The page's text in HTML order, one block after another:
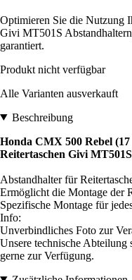
Optimieren Sie die Nutzung
Givi MT501S
garantiert.
Produkt nicht verfügbar
Alle Varianten ausverkauft
Beschreibung
Honda CMX 500 Rebel
Reitertaschen Givi MT501S
Abstandhalter für
Ermöglicht die Montage der
Spezifische Montage für
Info:
Unverbindliches Foto zur
Unsere technische
gerne zur Verfügung.